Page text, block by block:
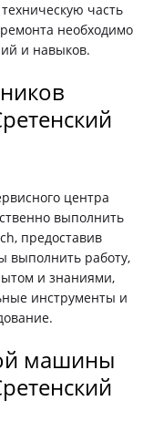
часть
необходимо
и навыков.
центра
выполнить
предоставив
выполнить работу,
и знаниями,
инструменты и
машины